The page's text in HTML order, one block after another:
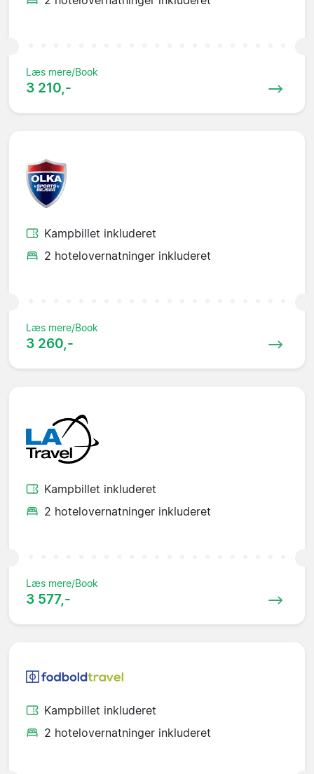
Læs mere/Book
3 210,-
Kampbillet inkluderet
2 hotelovernatninger inkluderet
Læs mere/Book
3 260,-
Kampbillet inkluderet
2 hotelovernatninger inkluderet
Læs mere/Book
3 577,-
Kampbillet inkluderet
2 hotelovernatninger inkluderet